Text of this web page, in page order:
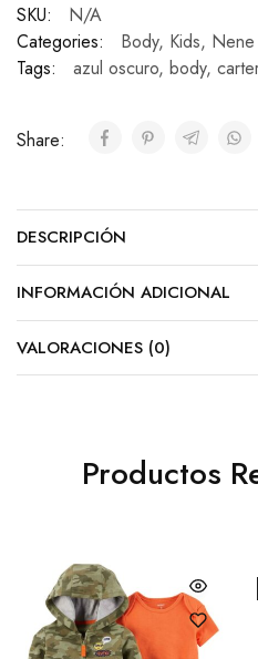
SKU:
N/A
Categories:
Body, Kids,
Tags:
azul oscuro, body,
Share:
DESCRIPCIÓN
INFORMACIÓN ADICIONAL
VALORACIONES (0)
Productos